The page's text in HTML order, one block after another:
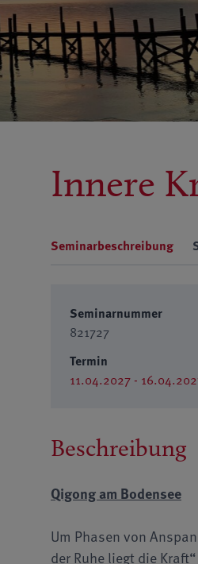
Innere
Seminarbeschreibung
Seminarnummer
821727
Termin
11.04.2027 -
Beschreibung
Qigong am Bodensee
Um Phasen von
der Ruhe liegt die